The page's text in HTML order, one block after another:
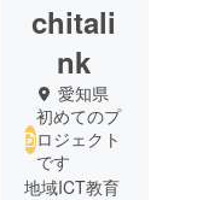
chitali
nk
愛知県
初めてのプ
ロジェクト
です
地域ICT教育